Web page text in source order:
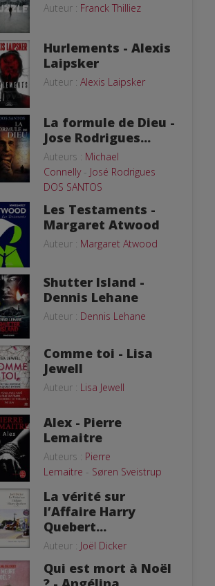
Auteur : Franck Thilliez
Hurlements - Alexis
Laipsker
Auteur : Alexis Laipsker
La formule de Dieu -
Jose Rodrigues...
Auteurs : Michael
Connelly- José Rodrigues
DOS SANTOS
Les Testaments -
Margaret Atwood
Auteur : Margaret Atwood
Shutter Island -
Dennis Lehane
Auteur : Dennis Lehane
Comme toi - Lisa
Jewell
Auteur : Lisa Jewell
Alex - Pierre
Lemaitre
Auteurs : Pierre
Lemaitre - Søren Sveistrup
La vérité sur
l’Affaire Harry
Quebert...
Auteur : Joël Dicker
Qui est mort à Noël